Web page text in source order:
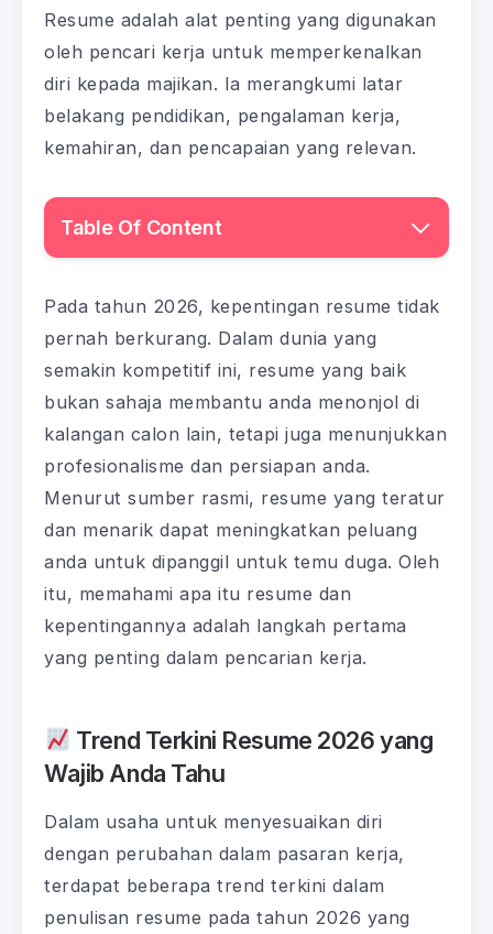
Resume adalah alat penting yang digunakan
oleh pencari kerja untuk memperkenalkan
diri kepada majikan. Ia merangkumi latar
belakang pendidikan, pengalaman kerja,
kemahiran, dan pencapaian yang relevan.
Table Of Content
Pada tahun 2026, kepentingan resume tidak
pernah berkurang. Dalam dunia yang
semakin kompetitif ini, resume yang baik
bukan sahaja membantu anda menonjol di
kalangan calon lain, tetapi juga menunjukkan
profesionalisme dan persiapan anda.
Menurut sumber rasmi, resume yang teratur
dan menarik dapat meningkatkan peluang
anda untuk dipanggil untuk temu duga. Oleh
itu, memahami apa itu resume dan
kepentingannya adalah langkah pertama
yang penting dalam pencarian kerja.
Trend Terkini Resume 2026 yang
Wajib Anda Tahu
Dalam usaha untuk menyesuaikan diri
dengan perubahan dalam pasaran kerja,
terdapat beberapa trend terkini dalam
penulisan resume pada tahun 2026 yang